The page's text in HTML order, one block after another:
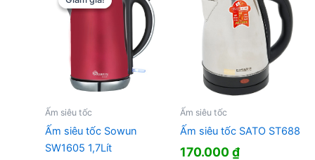
Ấm siêu tốc
Ấm siêu tốc Sowun
SW1605 1,7Lít
Ấm siêu tốc
Ấm siêu tốc SATO ST688
170.000₫